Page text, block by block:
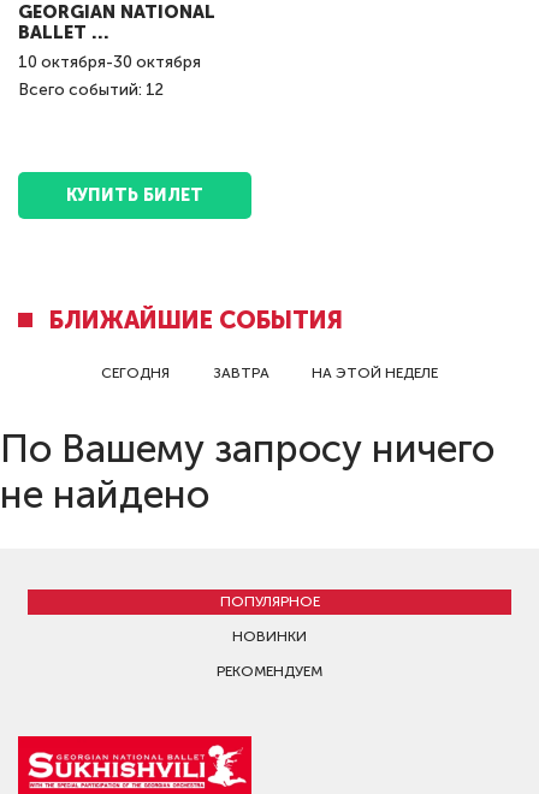
GEORGIAN NATIONAL
BALLET ...
10 октября-30 октября
Всего событий: 12
КУПИТЬ БИЛЕТ
БЛИЖАЙШИЕ СОБЫТИЯ
СЕГОДНЯ ЗАВТРА НА ЭТОЙ НЕДЕЛЕ
По Вашему запросу ничего
не найдено
ПОПУЛЯРНОЕ
НОВИНКИ
РЕКОМЕНДУЕМ